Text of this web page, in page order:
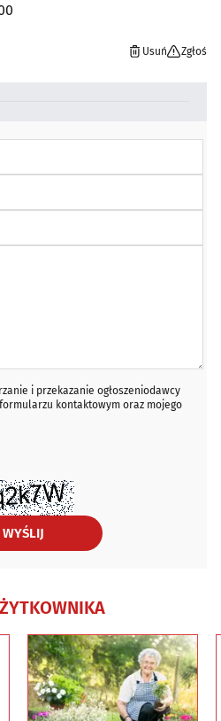
Usuń Zgłoś
i przekazanie ogłoszeniodawcy
kontaktowym oraz mojego
WYŚLIJ